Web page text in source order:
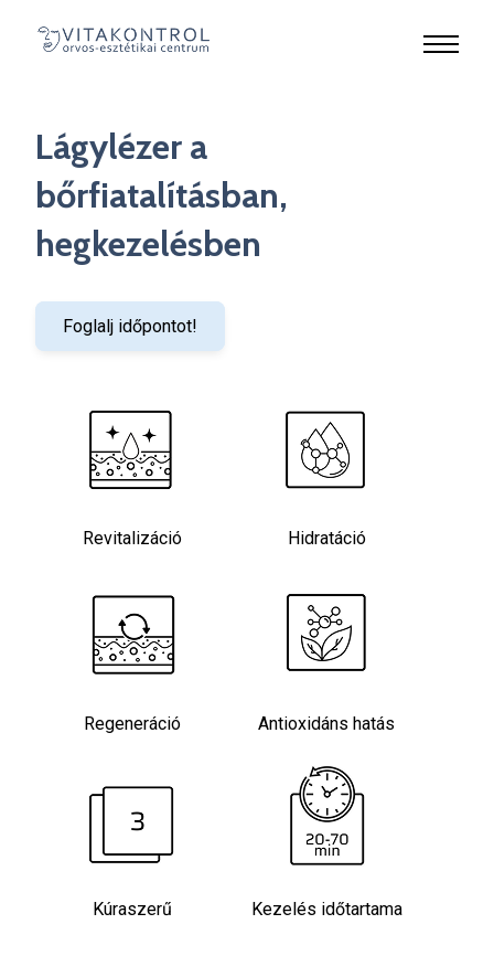
Lágylézer a
bőrfiatalításban,
hegkezelésben
Foglalj időpontot!
Revitalizáció Hidratáció
Regeneráció Antioxidáns hatás
Kúraszerű Kezelés időtartama